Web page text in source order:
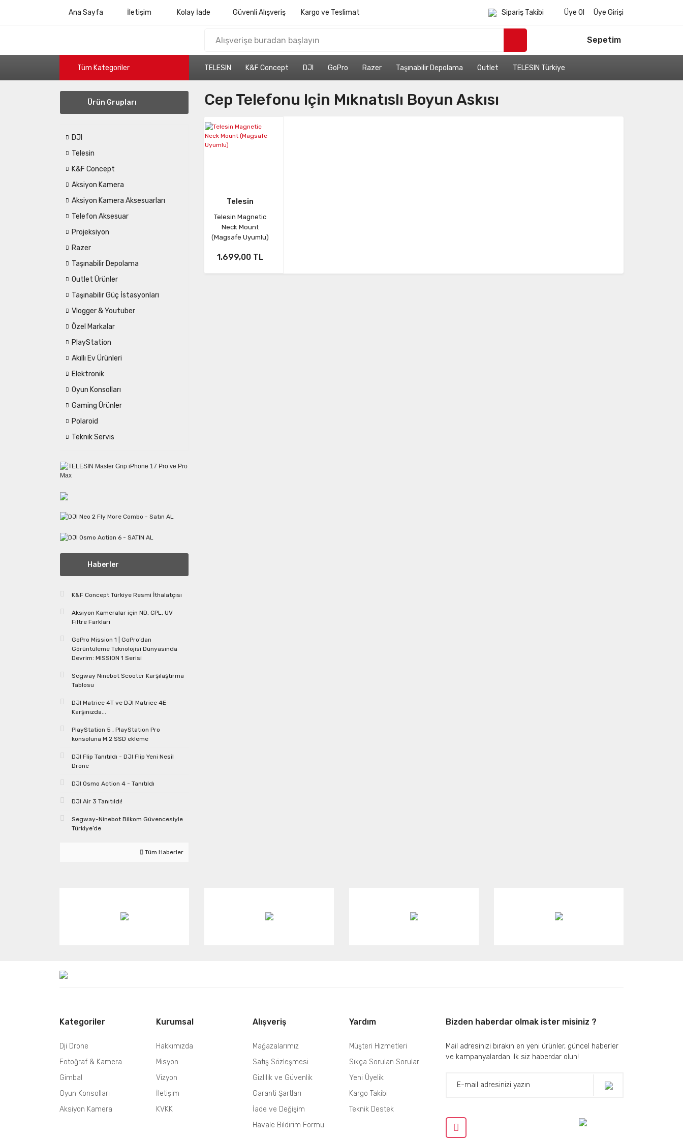
Ana Sayfa İletişim Kolay İade Güvenli Alışveriş Kargo ve Teslimat Sipariş Takibi Üye Ol Üye Girişi
Sepetim
Tüm Kategoriler TELESIN K&F Concept DJI GoPro Razer Taşınabilir Depolama Outlet TELESIN Türkiye
Ürün Grupları
DJI
Telesin
K&F Concept
Aksiyon Kamera
Aksiyon Kamera Aksesuarları
Telefon Aksesuar
Projeksiyon
Razer
Taşınabilir Depolama
Outlet Ürünler
Taşınabilir Güç İstasyonları
Vlogger & Youtuber
Özel Markalar
PlayStation
Akıllı Ev Ürünleri
Elektronik
Oyun Konsolları
Gaming Ürünler
Polaroid
Teknik Servis
Haberler
K&F Concept Türkiye Resmi İthalatçısı
Aksiyon Kameralar için ND, CPL, UV
Filtre Farkları
GoPro Mission 1 | GoPro’dan
Görüntüleme Teknolojisi Dünyasında
Devrim: MISSION 1 Serisi
Segway Ninebot Scooter Karşılaştırma
Tablosu
DJI Matrice 4T ve DJI Matrice 4E
Karşınızda...
PlayStation 5 , PlayStation Pro
konsoluna M.2 SSD ekleme
DJI Flip Tanıtıldı - DJI Flip Yeni Nesil
Drone
DJI Osmo Action 4 - Tanıtıldı
DJI Air 3 Tanıtıldı!
Segway-Ninebot Bilkom Güvencesiyle
Türkiye’de
Tüm Haberler
Cep Telefonu Için Mıknatıslı Boyun Askısı
Telesin
Telesin Magnetic
Neck Mount
(Magsafe Uyumlu)
1.699,00 TL
Kategoriler
Dji Drone
Fotoğraf & Kamera
Gimbal
Oyun Konsolları
Aksiyon Kamera
Kurumsal
Hakkımızda
Misyon
Vizyon
İletişim
KVKK
Alışveriş
Mağazalarımız
Satış Sözleşmesi
Gizlilik ve Güvenlik
Garanti Şartları
İade ve Değişim
Havale Bildirim Formu
Yardım
Müşteri Hizmetleri
Sıkça Sorulan Sorular
Yeni Üyelik
Kargo Takibi
Teknik Destek
Bizden haberdar olmak ister misiniz ?
Mail adresinizi bırakın en yeni ürünler, güncel haberler
ve kampanyalardan ilk siz haberdar olun!